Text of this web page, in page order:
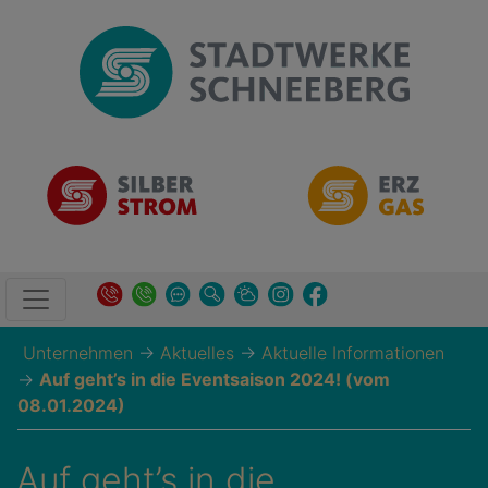
Unternehmen → Aktuelles → Aktuelle Informationen
→ Auf geht’s in die Eventsaison 2024! (vom
08.01.2024)